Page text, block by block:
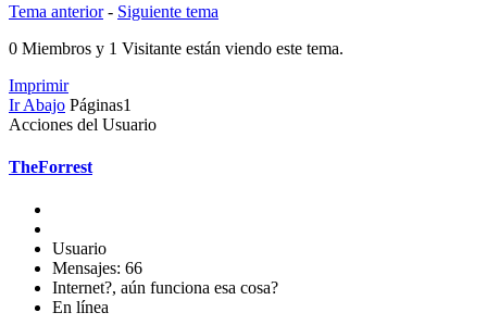
Tema anterior- Siguiente tema
0 Miembros y 1 Visitante están viendo este tema.
Imprimir
Ir Abajo Páginas1
Acciones del Usuario
TheForrest
Usuario
Mensajes: 66
Internet?, aún funciona esa cosa?
En línea